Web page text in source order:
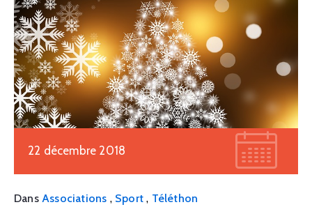
22 décembre 2018
Dans Associations , Sport , Téléthon